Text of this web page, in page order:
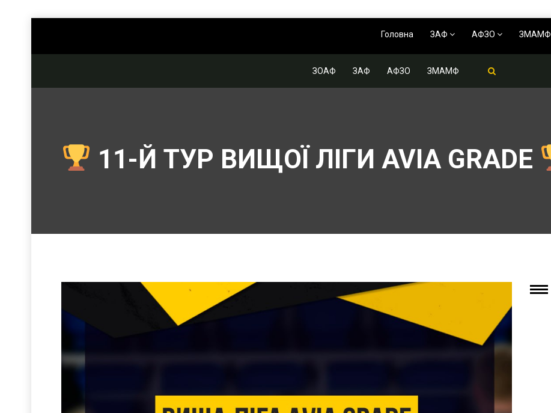
Головна ЗАФ АФЗО ЗМАМФ
ЗОАФ ЗАФ АФЗО ЗМАМФ
11-Й ТУР ВИЩОЇ ЛІГИ AVIA GRADE